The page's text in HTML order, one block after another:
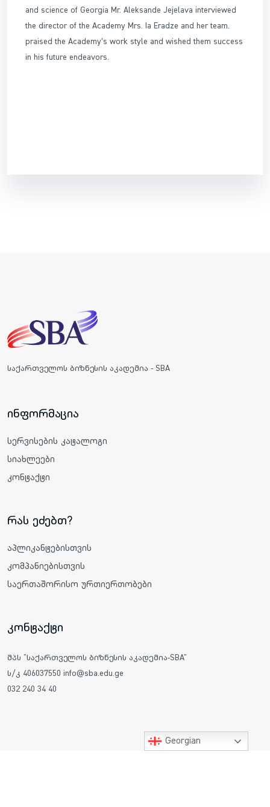
and science of Georgia Mr. Aleksande Jejelava interviewed
the director of the Academy Mrs. Ia Eradze and her team.
praised the Academy’s work style and wished them success
in his future endeavors.
საქართველოს ბიზნესის აკადემია - SBA
ინფორმაცია
სერვისების კატალოგი
სიახლეები
კონტაქტი
რას ეძებთ?
აპლიკანტებისთვის
კომპანიებისთვის
საერთაშორისო ურთიერთობები
კონტაქტი
შპს "საქართველოს ბიზნესის აკადემია-SBA"
ს/კ 406037550 info@sba.edu.ge
032 240 34 40
Georgian